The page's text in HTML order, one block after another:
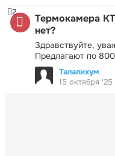
Термокамера
нет?
Здравствуйте,
Предлагают по
2
Талалихум
15 октября '25